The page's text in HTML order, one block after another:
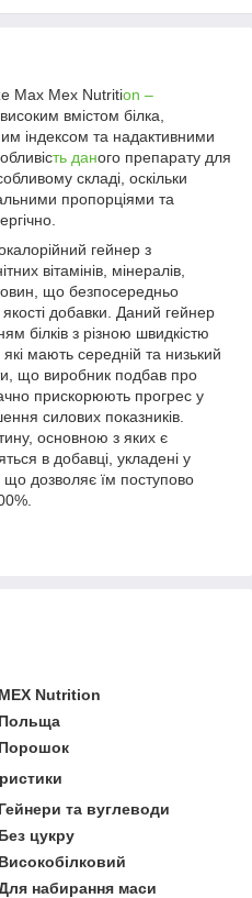
Max Mex Nutrition –
вмістом білка,
індексом та надактивними
ть даного препарату для
складі, оскільки
пропорціями та
гейнер з
вітамінів, мінералів,
що безпосередньо
добавки. Даний гейнер
білків з різною швидкістю
мають середній та низький
що виробник подбав про
прискорюють прогрес у
силових показників.
основною з яких є
в добавці, укладені у
що дозволяє їм поступово
MEX Nutrition
Польща
Порошок
Гейнери та вуглеводи
Без цукру
Високобілковий
набирання маси